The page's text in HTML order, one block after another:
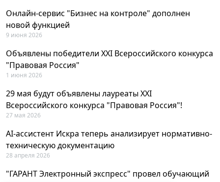
Онлайн-сервис "Бизнес на контроле" дополнен
новой функцией
9 июня 2026
Объявлены победители XXI Всероссийского конкурса
"Правовая Россия"
1 июня 2026
29 мая будут объявлены лауреаты XXI
Всероссийского конкурса "Правовая Россия"!
27 мая 2026
AI-ассистент Искра теперь анализирует нормативно-
техническую документацию
28 апреля 2026
"ГАРАНТ Электронный экспресс" провел обучающий